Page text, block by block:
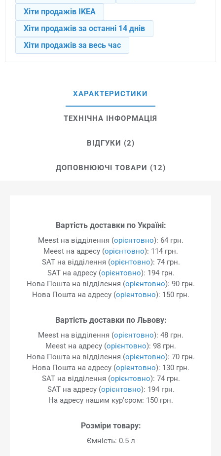
Хіти продажів IKEA
Хіти продажів за останні 14 днів
Хіти продажів за весь час
ХАРАКТЕРИСТИКИ
ТЕХНІЧНА ІНФОРМАЦІЯ
ВІДГУКИ (2)
ДОПОВНЮЮЧІ ТОВАРИ (12)
Вартість доставки по Україні:
Meest на відділення (орієнтовно): 64 грн.
Meest на адресу (орієнтовно): 114 грн.
SAT на відділення (орієнтовно): 74 грн.
SAT на адресу (орієнтовно): 194 грн.
Нова Пошта на відділення (орієнтовно): 90 грн.
Нова Пошта на адресу (орієнтовно): 150 грн.
Вартість доставки по Львову:
Meest на відділення (орієнтовно): 48 грн.
Meest на адресу (орієнтовно): 98 грн.
Нова Пошта на відділення (орієнтовно): 70 грн.
Нова Пошта на адресу (орієнтовно): 130 грн.
SAT на відділення (орієнтовно): 74 грн.
SAT на адресу (орієнтовно): 194 грн.
На адресу нашим кур'єром: 150 грн.
Розміри товару:
Ємність: 0.5 л